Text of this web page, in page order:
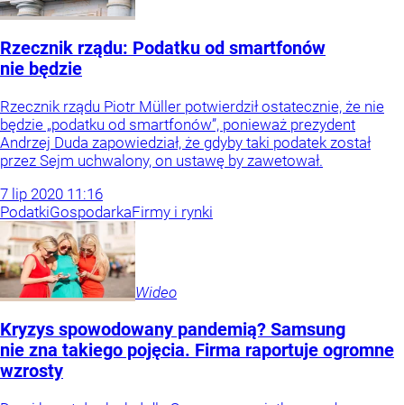
Rzecznik rządu: Podatku od smartfonów
nie będzie
Rzecznik rządu Piotr Müller potwierdził ostatecznie, że nie
będzie „podatku od smartfonów”, ponieważ prezydent
Andrzej Duda zapowiedział, że gdyby taki podatek został
przez Sejm uchwalony, on ustawę by zawetował.
7 lip 2020 11:16
PodatkiGospodarkaFirmy i rynki
Wideo
Kryzys spowodowany pandemią? Samsung
nie zna takiego pojęcia. Firma raportuje ogromne
wzrosty